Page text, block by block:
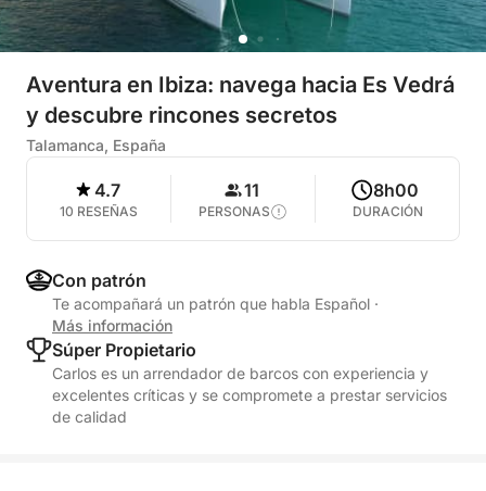
Aventura en Ibiza: navega hacia Es Vedrá
y descubre rincones secretos
Talamanca, España
4.7
10 RESEÑAS
11
PERSONAS
8h00
DURACIÓN
Con patrón
Te acompañará un patrón que habla Español ·
Más información
Súper Propietario
Carlos es un arrendador de barcos con experiencia y
excelentes críticas y se compromete a prestar servicios
de calidad